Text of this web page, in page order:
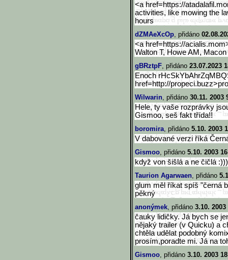
<a href=https://
activities, like mowing the
hours
dZMAeXcOp, přidáno
<a href=https://
Walton T, Howe AM,
gBRztpF, přidáno 23.07.2023
Enoch
href=http://propeci.buzz>pr
Wilwarin, přidáno 30.11. 2003
Hele, ty vaše rozprávky
Gismoo, seš fakt třída!!
boromira, přidáno 5.10. 2003
V dabované verzi říká
Gismoo, přidáno 5.10. 2003
když von šišlá a ne čičlá :)))
Taurion Agarwaen, přidáno
glum měl říkat spíš "černá
pěkný
anonýmek, přidáno 3.10. 2003
čauky lidičky. Já bych se
nějaký trailer (v Quicku) a
chtěla udělat podobný
prosím,poradte mi. Já na
Gismoo, přidáno 3.10. 2003